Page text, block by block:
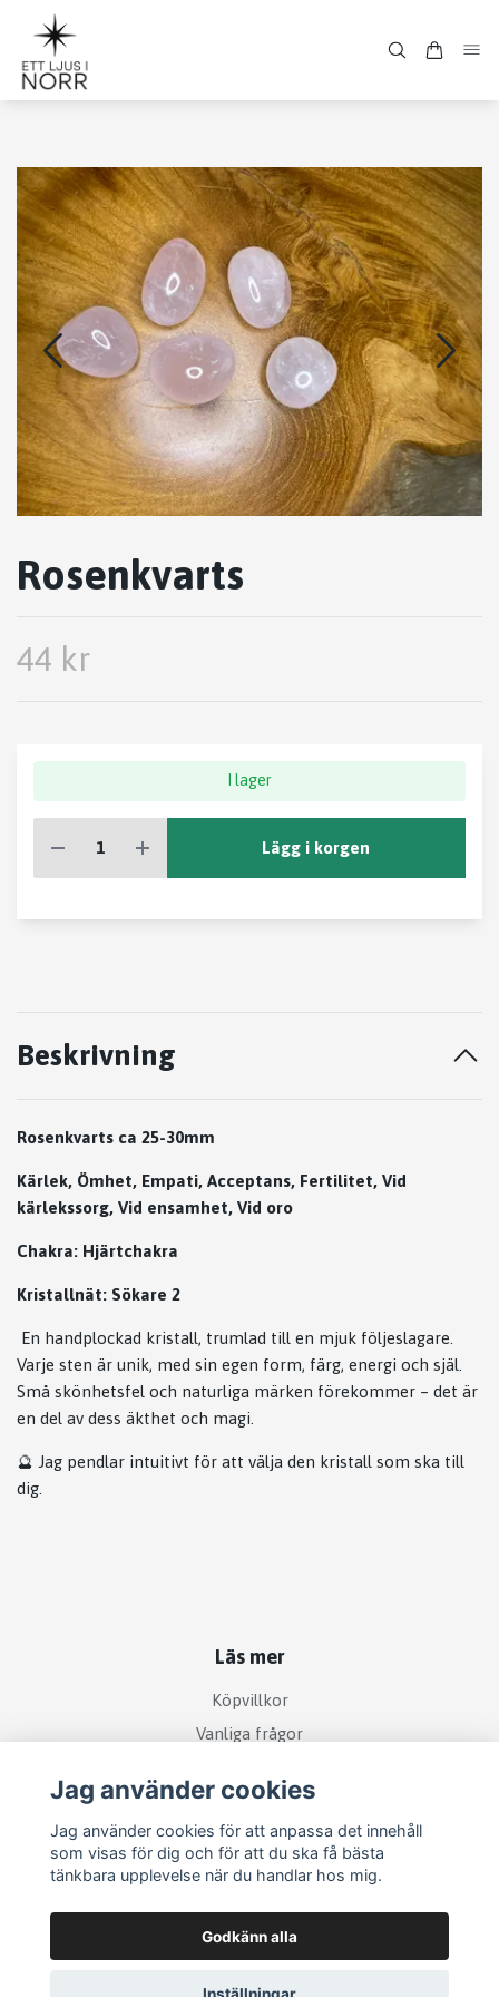
Rosenkvarts
44 kr
I lager
Lägg i korgen
Beskrivning
Rosenkvarts ca 25-30mm
Kärlek, Ömhet, Empati, Acceptans, Fertilitet, Vid
kärlekssorg, Vid ensamhet, Vid oro
Chakra: Hjärtchakra
Kristallnät: Sökare 2
En handplockad kristall, trumlad till en mjuk följeslagare.
Varje sten är unik, med sin egen form, färg, energi och själ.
Små skönhetsfel och naturliga märken förekommer – det är
en del av dess äkthet och magi.
🔮 Jag pendlar intuitivt för att välja den kristall som ska till
dig.
Läs mer
Köpvillkor
Vanliga frågor
Sociala medier
Jag använder cookies
Jag använder cookies för att anpassa det innehåll
som visas för dig och för att du ska få bästa
tänkbara upplevelse när du handlar hos mig.
Godkänn alla